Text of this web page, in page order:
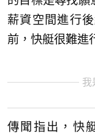
薪資空間進行
前，快艇很難進
我
傳聞指出，快